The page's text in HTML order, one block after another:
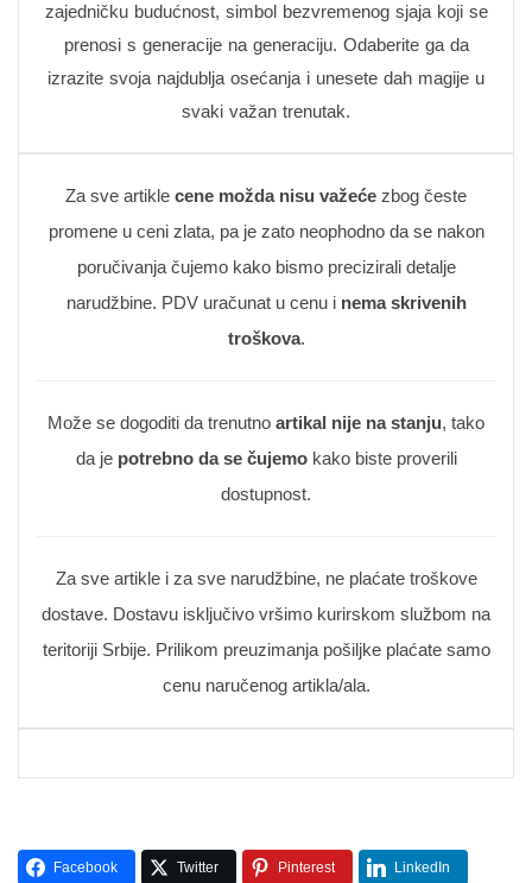
zajedničku budućnost, simbol bezvremenog sjaja koji se
prenosi s generacije na generaciju. Odaberite ga da
izrazite svoja najdublja osećanja i unesete dah magije u
svaki važan trenutak.
Za sve artikle cene možda nisu važeće zbog česte
promene u ceni zlata, pa je zato neophodno da se nakon
poručivanja čujemo kako bismo precizirali detalje
narudžbine. PDV uračunat u cenu i nema skrivenih
troškova.
Može se dogoditi da trenutno artikal nije na stanju, tako
da je potrebno da se čujemokako biste proverili
dostupnost.
Za sve artikle i za sve narudžbine, ne plaćate troškove
dostave. Dostavu isključivo vršimo kurirskom službom na
teritoriji Srbije. Prilikom preuzimanja pošiljke plaćate samo
cenu naručenog artikla/ala.
Facebook Twitter Pinterest LinkedIn